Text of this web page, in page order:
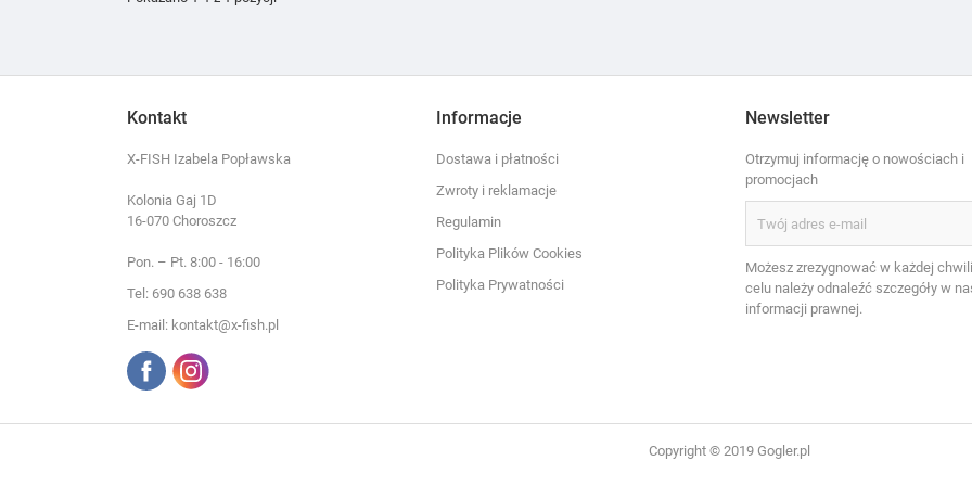
Kontakt
X-FISH Izabela Popławska
Kolonia Gaj 1D
16-070 Choroszcz
Pon. – Pt. 8:00 - 16:00
Tel: 690 638 638
E-mail: kontakt@x-fish.pl
Informacje
Dostawa i płatności
Zwroty i reklamacje
Regulamin
Polityka Plików Cookies
Polityka Prywatności
Newsletter
Otrzymuj informację o nowościach i
promocjach
Możesz zrezygnować w każdej
celu należy odnaleźć szczegóły w
informacji prawnej.
Copyright © 2019 Gogler.pl